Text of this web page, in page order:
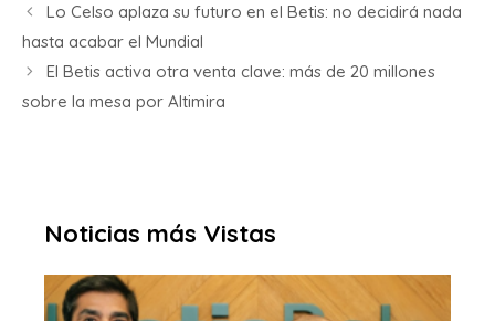
Lo Celso aplaza su futuro en el Betis: no decidirá nada
hasta acabar el Mundial
El Betis activa otra venta clave: más de 20 millones
sobre la mesa por Altimira
Noticias más Vistas